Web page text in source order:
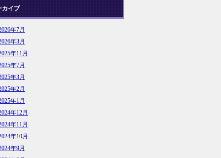
カイブ
年7月
年3月
年11月
年7月
年3月
年2月
年1月
年12月
年11月
年10月
年9月